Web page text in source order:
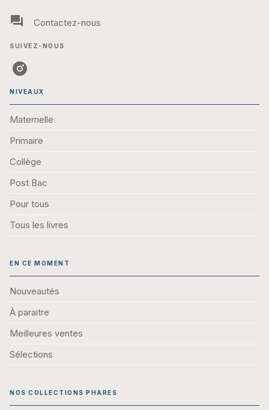
question_answer Contactez-nous
SUIVEZ-NOUS
NIVEAUX
Maternelle
Primaire
Collège
Post Bac
Pour tous
Tous les livres
EN CE MOMENT
Nouveautés
À paraitre
Meilleures ventes
Sélections
NOS COLLECTIONS PHARES